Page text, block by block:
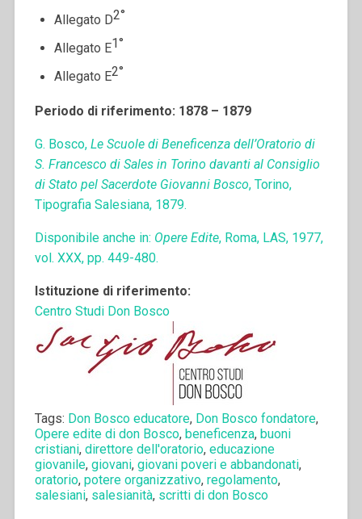
Allegato D2°
Allegato E1°
Allegato E2°
Periodo di riferimento: 1878 – 1879
G. Bosco, Le Scuole di Beneficenza dell’Oratorio di
S. Francesco di Sales in Torino davanti al Consiglio
di Stato pel Sacerdote Giovanni Bosco, Torino,
Tipografia Salesiana, 1879.
Disponibile anche in: Opere Edite, Roma, LAS, 1977,
vol. XXX, pp. 449-480.
Istituzione di riferimento:
Centro Studi Don Bosco
Tags: Don Bosco educatore, Don Bosco fondatore,
Opere edite di don Bosco, beneficenza, buoni
cristiani, direttore dell'oratorio, educazione
giovanile, giovani, giovani poveri e abbandonati,
oratorio, potere organizzativo, regolamento,
salesiani, salesianità, scritti di don Bosco